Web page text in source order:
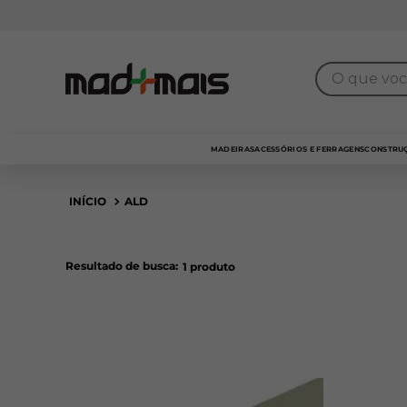
O que você
MADEIRASACESSÓRIOS E FERRAGENS
ALD
Resultado de busca: 1 produto